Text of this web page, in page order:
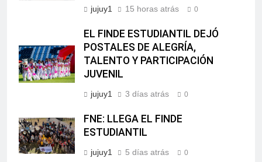
jujuy1 15 horas atrás 0
EL FINDE ESTUDIANTIL DEJÓ
POSTALES DE ALEGRÍA,
TALENTO Y PARTICIPACIÓN
JUVENIL
jujuy1 3 días atrás 0
FNE: LLEGA EL FINDE
ESTUDIANTIL
jujuy1 5 días atrás 0